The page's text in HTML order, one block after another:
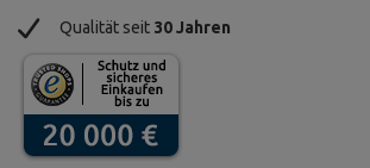
Qualität seit 30 Jahren